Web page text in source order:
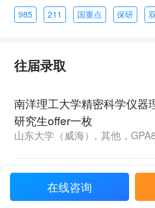
985 211 国重点 保研
往届录取
南洋理工大学精密科学仪器
研究生offer一枚
悉尼大学计算机科学硕士研
在线咨询